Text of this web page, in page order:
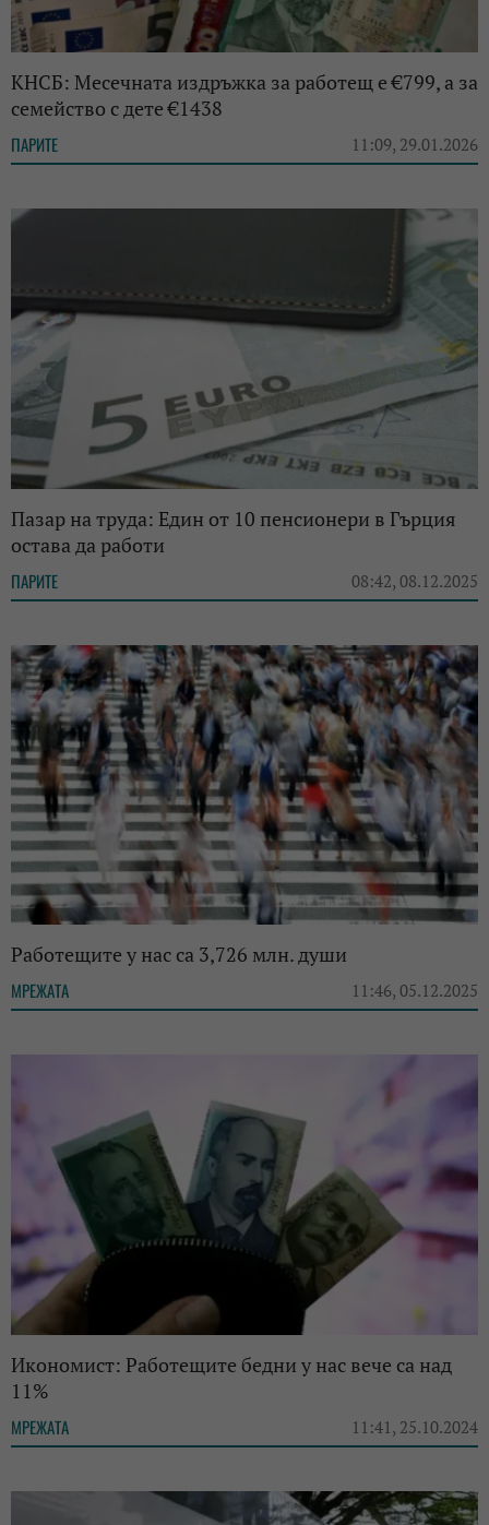
КНСБ: Месечната издръжка за работещ е €799, а за
семейство с дете €1438
ПАРИТЕ 11:09, 29.01.2026
Пазар на труда: Един от 10 пенсионери в Гърция
остава да работи
ПАРИТЕ 08:42, 08.12.2025
Работещите у нас са 3,726 млн. души
МРЕЖАТА 11:46, 05.12.2025
Икономист: Работещите бедни у нас вече са над
11%
МРЕЖАТА 11:41, 25.10.2024